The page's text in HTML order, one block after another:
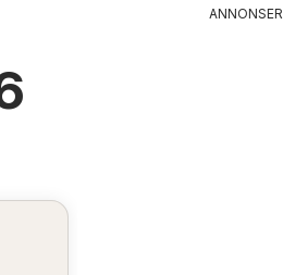
ANNONSER